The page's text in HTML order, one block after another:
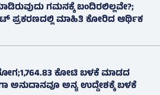
ಗಮನಕ್ಕೆ ಬಂದಿರಲಿಲ್ಲವೇ?;
ಪ್ರಕರಣದಲ್ಲಿ ಮಾಹಿತಿ ಕೋರಿದ ಆರ್ಥಿಕ
ಕೋಟಿ ಬಳಕೆ ಮಾಡದ
ಅನುದಾನವೂ ಅನ್ಯ ಉದ್ದೇಶಕ್ಕೆ ಬಳಕೆ